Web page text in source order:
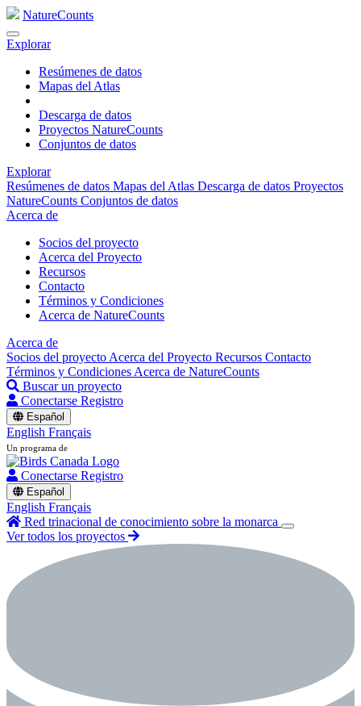
NatureCounts
Explorar
Resúmenes de datos
Mapas del Atlas
Descarga de datos
Proyectos NatureCounts
Conjuntos de datos
Explorar
Resúmenes de datos Mapas del Atlas Descarga de datos Proyectos
NatureCounts Conjuntos de datos
Acerca de
Socios del proyecto
Acerca del Proyecto
Recursos
Contacto
Términos y Condiciones
Acerca de NatureCounts
Acerca de
Socios del proyecto Acerca del Proyecto Recursos Contacto
Términos y Condiciones Acerca de NatureCounts
Buscar un proyecto
Conectarse Registro
Español
English Français
Un programa de
Conectarse Registro
Español
English Français
Red trinacional de conocimiento sobre la monarca
Ver todos los proyectos